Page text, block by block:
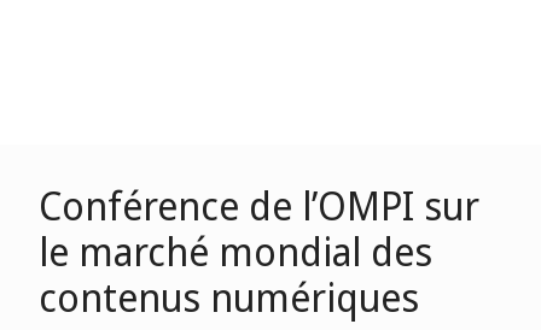
Conférence de l’OMPI sur
le marché mondial des
contenus numériques